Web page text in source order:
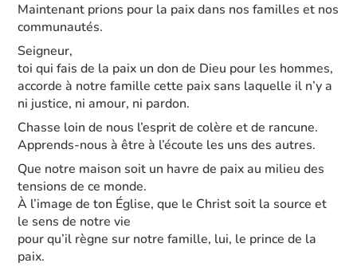
Maintenant prions pour la paix dans nos familles et nos
communautés.
Seigneur,
toi qui fais de la paix un don de Dieu pour les hommes,
accorde à notre famille cette paix sans laquelle il n’y a
ni justice, ni amour, ni pardon.
Chasse loin de nous l’esprit de colère et de rancune.
Apprends-nous à être à l’écoute les uns des autres.
Que notre maison soit un havre de paix au milieu des
tensions de ce monde.
À l’image de ton Église, que le Christ soit la source et
le sens de notre vie
pour qu’il règne sur notre famille, lui, le prince de la
paix.